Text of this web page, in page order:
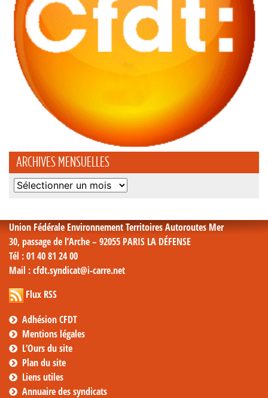
ARCHIVES MENSUELLES
Archives
Union Fédérale Environnement Territoires Autoroutes Mer
30, passage de l’Arche – 92055 PARIS LA DÉFENSE
Tél : 01 40 81 24 00
Mail : cfdt.syndicat@i-carre.net
Flux RSS
Adhésion CFDT
Mentions légales
L’Ours du site
Plan du site
Liens utiles
Annuaire des syndicats